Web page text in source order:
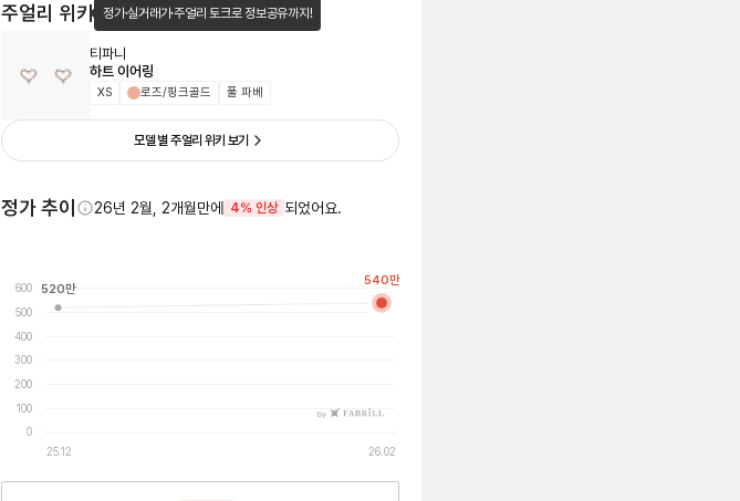
주얼리 위키 정가·실거래가·주얼리 토크로 정보공유까지!
티파니
하트 이어링
XS 로즈/핑크골드 풀 파베
모델 별 주얼리 위키 보기
정가 추이 26년 2월, 2개월만에 4% 인상 되었어요.
0
100
200
300
400
500
600
25.12 26.02
by
520만
540만